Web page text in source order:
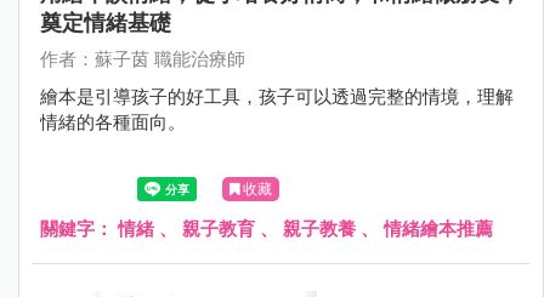
奠定情緒基礎
作者：蘇子茵 職能治療師
繪本是引導孩子的好工具，孩子可以透過完整的情境，理解
情緒的各種面向。
收藏
關鍵字：情緒 、 親子教育 、 親子教養 、情緒繪本推薦